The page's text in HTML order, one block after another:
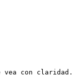
vea con